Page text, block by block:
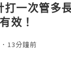
打一次管多
效！
13分鐘前